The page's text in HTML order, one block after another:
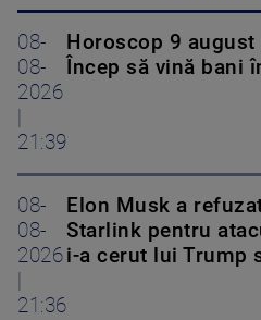
08-
08-
2026
21:39
Horoscop 9
Încep să vină bani
08-
08-
2026
21:36
Elon Musk a
Starlink pentru
i-a cerut lui Trump